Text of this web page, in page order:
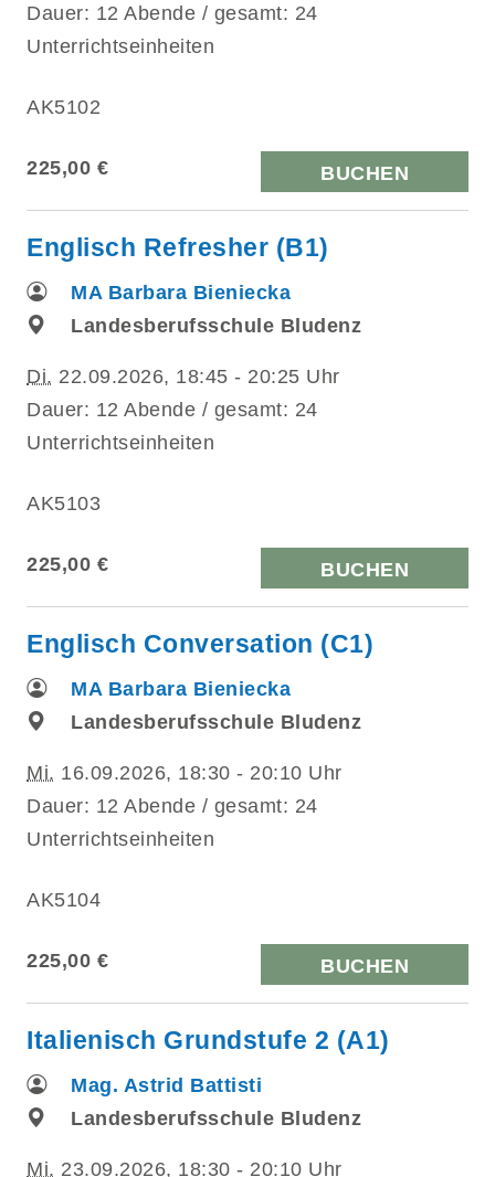
Dauer: 12 Abende / gesamt: 24
Unterrichtseinheiten
AK5102
225,00 € BUCHEN
Englisch Refresher (B1)
MA Barbara Bieniecka
Landesberufsschule Bludenz
Di. 22.09.2026, 18:45 - 20:25 Uhr
Dauer: 12 Abende / gesamt: 24
Unterrichtseinheiten
AK5103
225,00 € BUCHEN
Englisch Conversation (C1)
MA Barbara Bieniecka
Landesberufsschule Bludenz
Mi. 16.09.2026, 18:30 - 20:10 Uhr
Dauer: 12 Abende / gesamt: 24
Unterrichtseinheiten
AK5104
225,00 € BUCHEN
Italienisch Grundstufe 2 (A1)
Mag. Astrid Battisti
Landesberufsschule Bludenz
Mi. 23.09.2026, 18:30 - 20:10 Uhr